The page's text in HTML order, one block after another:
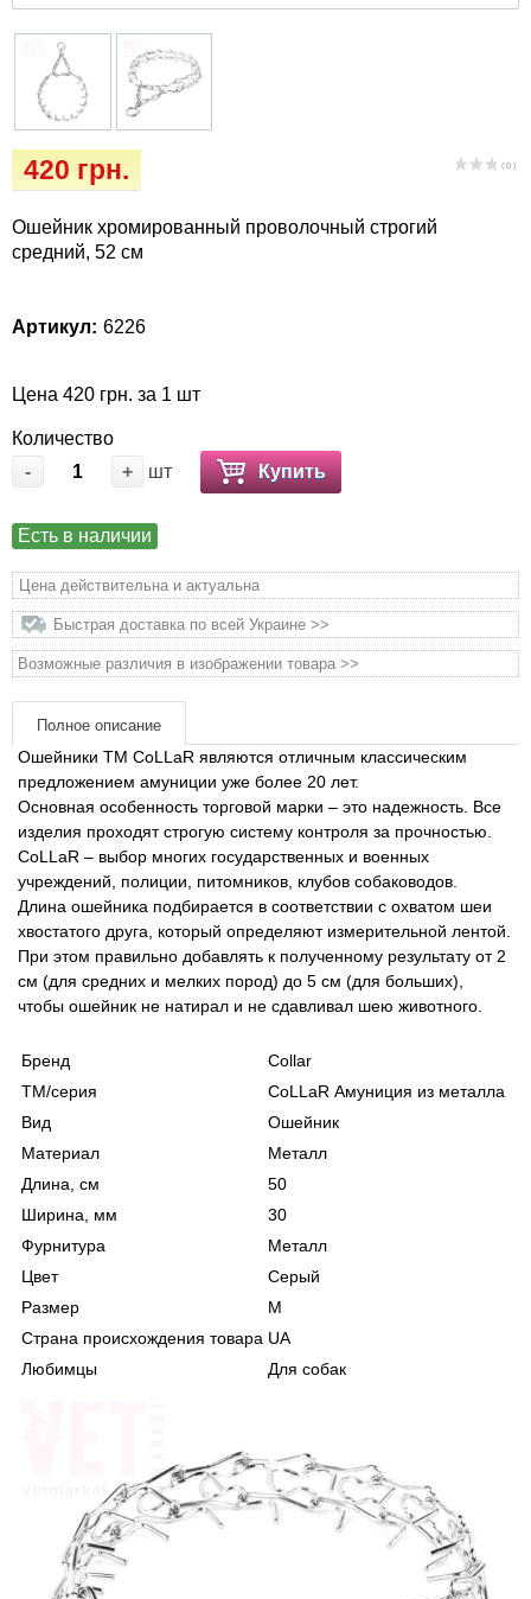
( 0 )
420 грн.
Ошейник хромированный проволочный строгий
средний, 52 см
Артикул: 6226
Цена 420 грн. за 1 шт
Количество
-
+ шт Купить
Есть в наличии
Цена действительна и актуальна
Быстрая доставка по всей Украине >>
Возможные различия в изображении товара >>
Полное описание
Ошейники ТМ CoLLaR являются отличным классическим
предложением амуниции уже более 20 лет.
Основная особенность торговой марки – это надежность. Все
изделия проходят строгую систему контроля за прочностью.
CoLLaR – выбор многих государственных и военных
учреждений, полиции, питомников, клубов собаководов.
Длина ошейника подбирается в соответствии с охватом шеи
хвостатого друга, который определяют измерительной лентой.
При этом правильно добавлять к полученному результату от 2
см (для средних и мелких пород) до 5 см (для больших),
чтобы ошейник не натирал и не сдавливал шею животного.
Бренд
Collar
ТМ/серия
CoLLaR Амуниция из металла
Вид
Ошейник
Материал
Металл
Длина, см
50
Ширина, мм
30
Фурнитура
Металл
Цвет
Серый
Размер
М
Страна происхождения товара UA
Любимцы
Для собак
Ласощі та корма
для собак
Лежаки, будиночки, охолоджуючи
килимки
Переноски, сумки, клетки
Послеоперационные средства и
Подарочные сертификаты
Товары для голубей
Товары для грызунов
Товары для лошадей
Товары для людей
Хозряд - хозтовары оптом
Популярные зоотовары
Архив / Снято с производства